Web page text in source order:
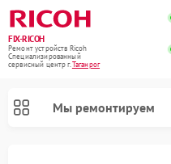
FIX-RICOH
Ремонт устройств Ricoh
Специализированный
cервисный центр г.Таганрог
Мы ремонтируем